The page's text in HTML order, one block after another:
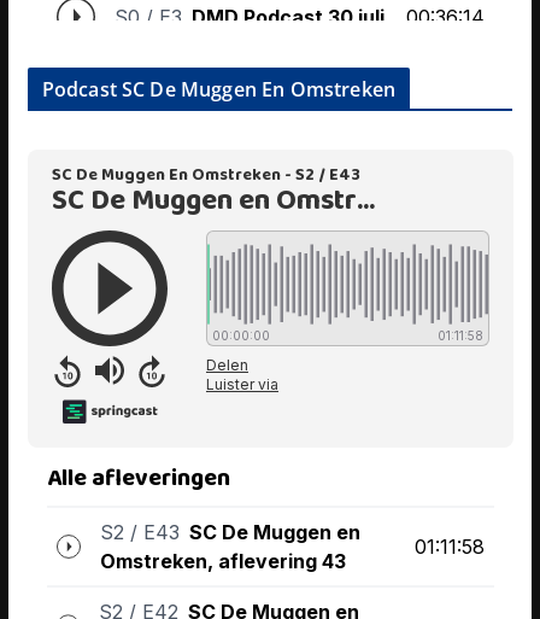
Podcast SC De Muggen En Omstreken